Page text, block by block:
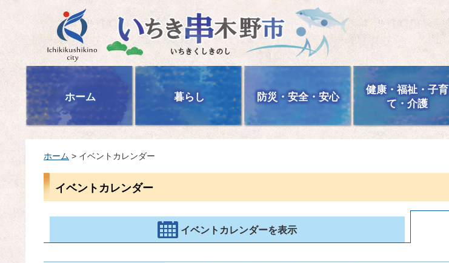
いちき串木野市
ホーム 暮らし 防災・安全・安心
健康・福祉・子育
て・介護
ホーム > イベントカレンダー
イベントカレンダー
イベントカレンダーを表示